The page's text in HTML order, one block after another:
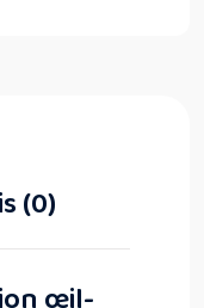
(0)